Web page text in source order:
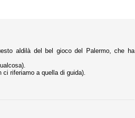
aldilà del bel gioco del Palermo, che ha
ci riferiamo a quella di guida).
Juventus,